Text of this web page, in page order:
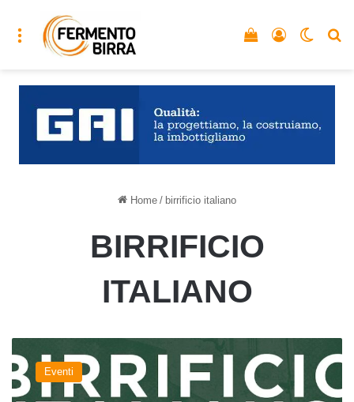
Menu Accedi
Vedi il carrello
Home / birrificio italiano
BIRRIFICIO
ITALIANO
Italiano
Festival,
dal
Eventi